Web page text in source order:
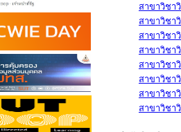
สาขาวิชา
สาขาวิชา
สาขาวิชา
สาขาวิชา
สาขาวิชา
สาขาวิชา
สาขาวิชา
สาขาวิชา